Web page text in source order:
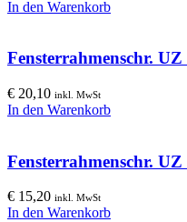
In den Warenkorb
Fensterrahmenschr.
€ 20,10 inkl. MwSt
In den Warenkorb
Fensterrahmenschr.
€ 15,20 inkl. MwSt
In den Warenkorb